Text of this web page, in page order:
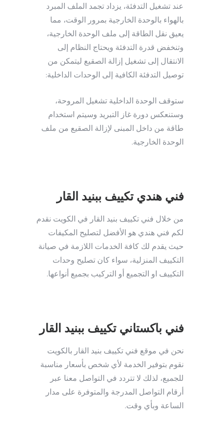
عند تشغيل التدفئة، يزداد تجمد الملف المبرد
بالهواء بالوحدة الخارجية بمرور الوقت، مما
يعيق نقل الطاقة إلى ملف الوحدة الخارجية،
وتنخفض قدرة التدفئة ويحتاج النظام إلى
الانتقال إلى تشغيل إزالة الصقيع ليتمكن من
توصيل التدفئة الكافية إلى الوحدات الداخلية:
ستوقف الوحدة الداخلية تشغيل المروحة،
وستنعكس دورة غاز التبريد وسيتم استخدام
طاقة من داخل المبنى لإزالة الصقيع من ملف
الوحدة الخارجية.
فني هندي تكييف ببنيد القار
من خلال فني تكييف بنيد القار في الكويت نقدم
لكم فني هندي هو الأفضل لتصليح المكيفات
حيث يقدم لك كافة الخدمات اللازمة في صيانة
التكييف المنزلية، سواء كان تصليح وحدات
التكييف او التجميع أو التركيب بجميع أنواعها.
فني باكستاني تكييف ببنيد القار
نحن في موقع فني تكييف بنيد القار بالكويت
نقوم بتوفير الخدمة لأي شخص بأسعار مناسبة
للجميع، لذلك لا تتردد في التواصل معنا عبر
أرقام التواصل المدرجة والمتوفرة على مدار
الساعة وبأي وقت.